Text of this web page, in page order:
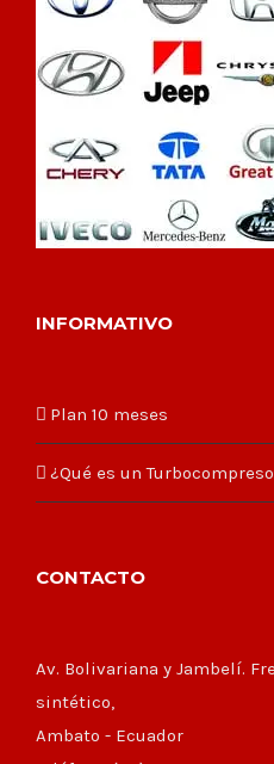
INFORMATIVO
Plan 10 meses
¿Qué es un
CONTACTO
Av. Bolivariana y Jambelí.
sintético,
Ambato - Ecuador